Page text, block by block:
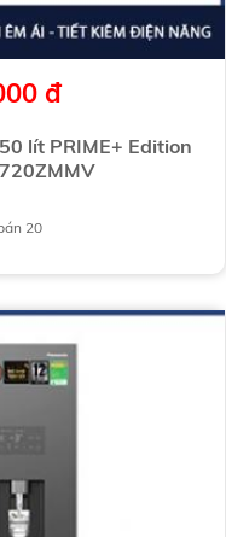
đ
lít PRIME+ Edition
20